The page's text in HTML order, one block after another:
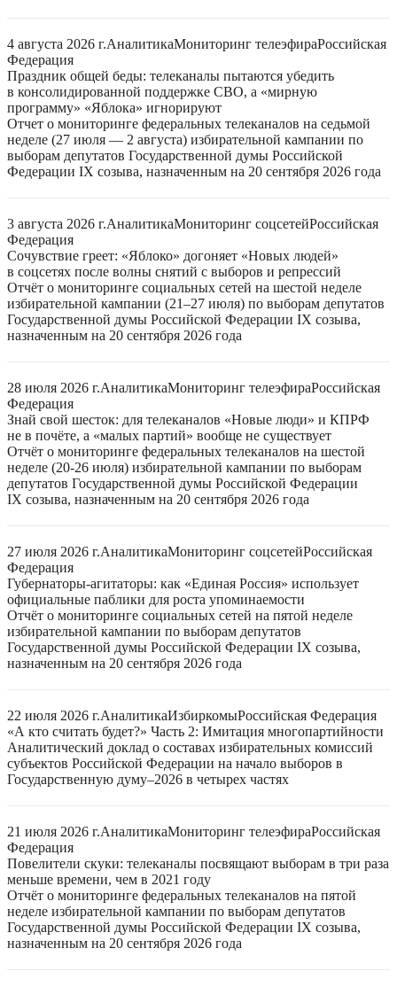
4 августа 2026 г.АналитикаМониторинг телеэфираРоссийская
Федерация
Праздник общей беды: телеканалы пытаются убедить
в консолидированной поддержке СВО, а «мирную
программу» «Яблока» игнорируют
Отчет о мониторинге федеральных телеканалов на седьмой
неделе (27 июля — 2 августа) избирательной кампании по
выборам депутатов Государственной думы Российской
Федерации IX созыва, назначенным на 20 сентября 2026 года
3 августа 2026 г.АналитикаМониторинг соцсетейРоссийская
Федерация
Сочувствие греет: «Яблоко» догоняет «Новых людей»
в соцсетях после волны снятий с выборов и репрессий
Отчёт о мониторинге социальных сетей на шестой неделе
избирательной кампании (21–27 июля) по выборам депутатов
Государственной думы Российской Федерации IX созыва,
назначенным на 20 сентября 2026 года
28 июля 2026 г.АналитикаМониторинг телеэфираРоссийская
Федерация
Знай свой шесток: для телеканалов «Новые люди» и КПРФ
не в почёте, а «малых партий» вообще не существует
Отчёт о мониторинге федеральных телеканалов на шестой
неделе (20-26 июля) избирательной кампании по выборам
депутатов Государственной думы Российской Федерации
IX созыва, назначенным на 20 сентября 2026 года
27 июля 2026 г.АналитикаМониторинг соцсетейРоссийская
Федерация
Губернаторы-агитаторы: как «Единая Россия» использует
официальные паблики для роста упоминаемости
Отчёт о мониторинге социальных сетей на пятой неделе
избирательной кампании по выборам депутатов
Государственной думы Российской Федерации IX созыва,
назначенным на 20 сентября 2026 года
22 июля 2026 г.АналитикаИзбиркомыРоссийская Федерация
«А кто считать будет?» Часть 2: Имитация многопартийности
Аналитический доклад о составах избирательных комиссий
субъектов Российской Федерации на начало выборов в
Государственную думу–2026 в четырех частях
21 июля 2026 г.АналитикаМониторинг телеэфираРоссийская
Федерация
Повелители скуки: телеканалы посвящают выборам в три раза
меньше времени, чем в 2021 году
Отчёт о мониторинге федеральных телеканалов на пятой
неделе избирательной кампании по выборам депутатов
Государственной думы Российской Федерации IX созыва,
назначенным на 20 сентября 2026 года